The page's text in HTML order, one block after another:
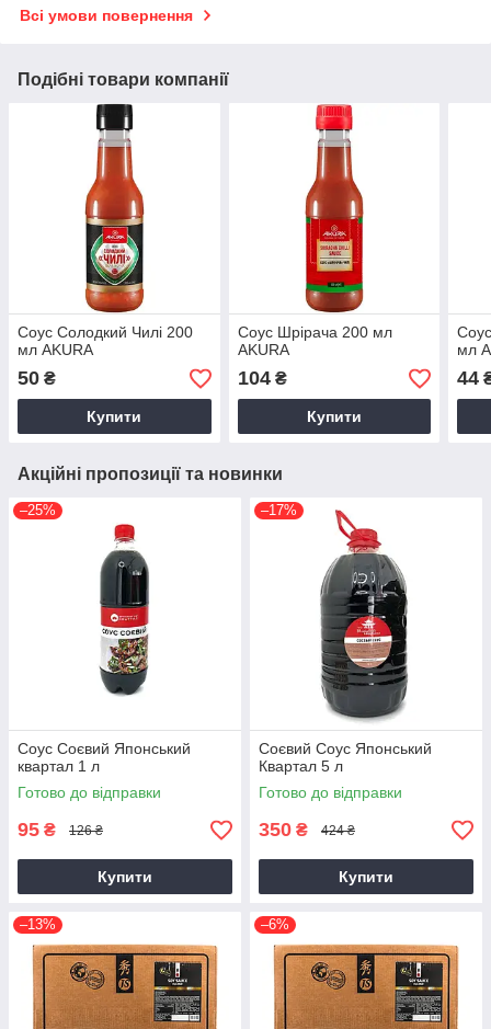
Всі умови повернення
Подібні товари компанії
Соус Солодкий Чилі 200
мл AKURA
50 ₴
Купити
Соус Шрірача 200 мл
AKURA
104₴
Купити
мл
44
Акційні пропозиції та новинки
–25%
Соус Соєвий Японський
квартал 1 л
Готово до відправки
95 ₴ 126 ₴
Купити
–17%
Соєвий Соус Японський
Квартал 5 л
Готово до відправки
350 ₴ 424 ₴
Купити
–13% –6%